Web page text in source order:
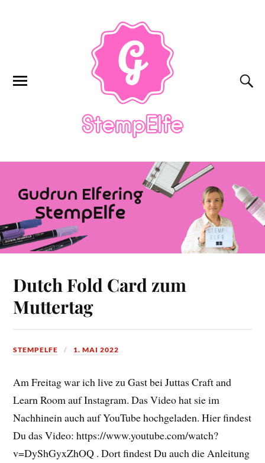
Dutch Fold Card zum
Muttertag
STEMPELFE 1. MAI 2022
Am Freitag war ich live zu Gast bei Juttas Craft and
Learn Room auf Instagram. Das Video hat sie im
Nachhinein auch auf YouTube hochgeladen. Hier findest
Du das Video: https://www.youtube.com/watch?
v=DyShGyxZhOQ . Dort findest Du auch die Anleitung